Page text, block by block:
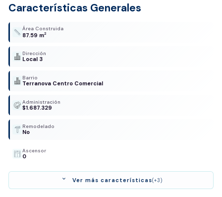
Características Generales
Área Construida
87.59 m2
Dirección
Local 3
Barrio
Terranova Centro Comercial
Administración
$1.687.329
Remodelado
No
Ascensor
0
expand_more Ver más características(+3)